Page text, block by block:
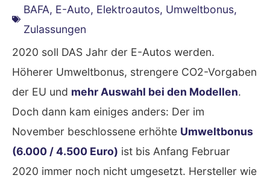
BAFA, E-Auto, Elektroautos, Umweltbonus,
Zulassungen
2020 soll DAS Jahr der E-Autos werden.
Höherer Umweltbonus, strengere CO2-Vorgaben
der EU und mehr Auswahl bei den Modellen.
Doch dann kam einiges anders: Der im
November beschlossene erhöhte Umweltbonus
(6.000 / 4.500 Euro) ist bis Anfang Februar
2020 immer noch nicht umgesetzt. Hersteller wie